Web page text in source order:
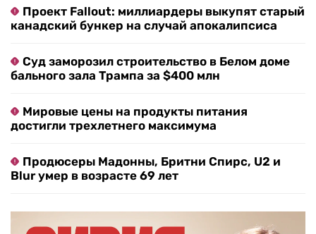
Проект Fallout: миллиардеры выкупят старый
канадский бункер на случай апокалипсиса
Суд заморозил строительство в Белом доме
бального зала Трампа за $400 млн
Мировые цены на продукты питания
достигли трехлетнего максимума
Продюсеры Мадонны, Бритни Спирс, U2 и
Blur умер в возрасте 69 лет